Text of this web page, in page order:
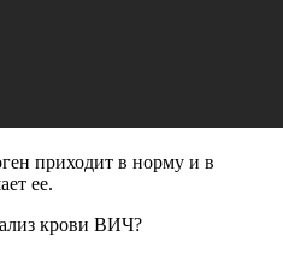
приходит в норму и в
ее.
крови ВИЧ?